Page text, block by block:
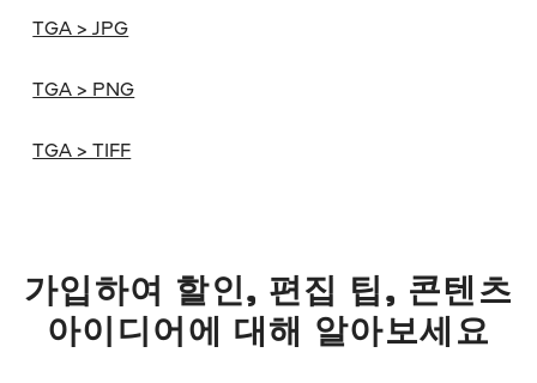
TGA > JPG
TGA > PNG
TGA > TIFF
가입하여 할인, 편집 팁, 콘텐츠
아이디어에 대해 알아보세요